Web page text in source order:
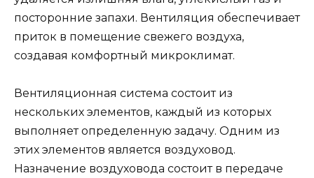
посторонние запахи. Вентиляция обеспечивает
приток в помещение свежего воздуха,
создавая комфортный микроклимат.
Вентиляционная система состоит из
нескольких элементов, каждый из которых
выполняет определенную задачу. Одним из
этих элементов является воздуховод.
Назначение воздуховода состоит в передаче